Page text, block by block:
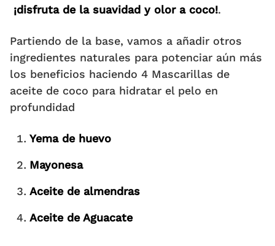
¡disfruta de la suavidad y olor a coco!.
Partiendo de la base, vamos a añadir otros
ingredientes naturales para potenciar aún más
los beneficios haciendo 4 Mascarillas de
aceite de coco para hidratar el pelo en
profundidad
Yema de huevo
Mayonesa
Aceite de almendras
Aceite de Aguacate